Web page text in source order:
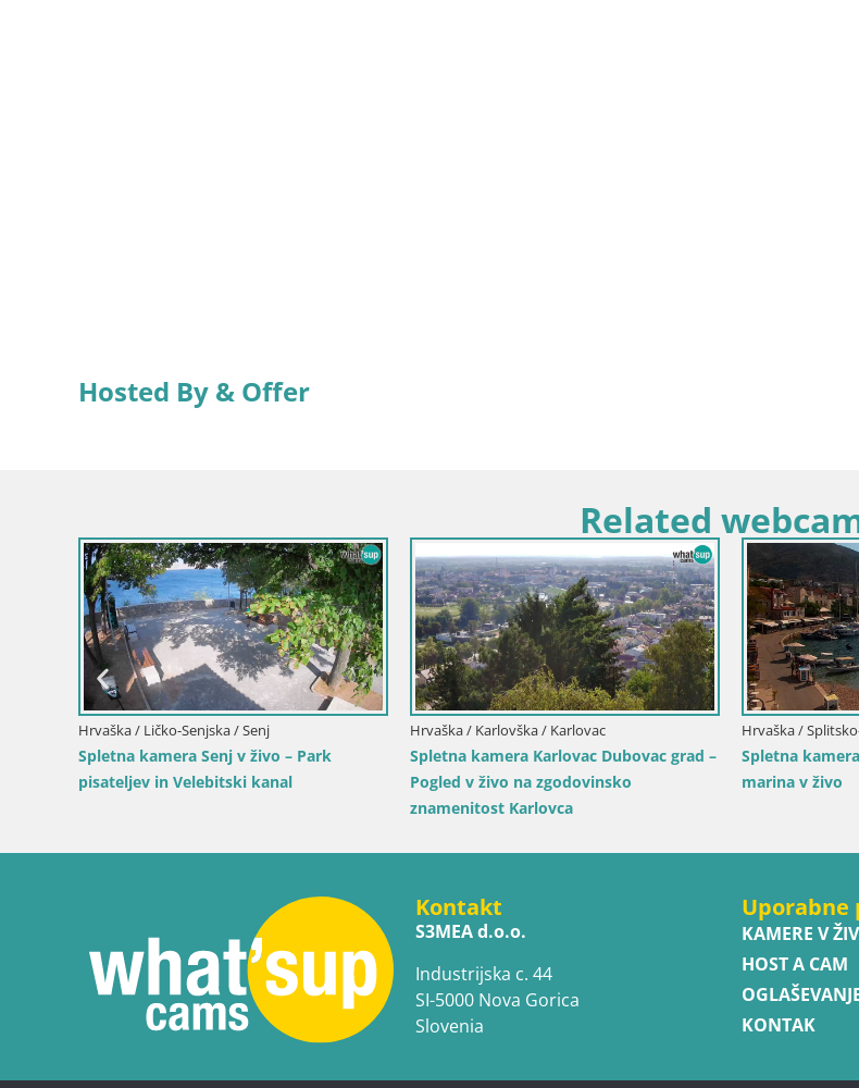
Hosted By & Offer
Related
Hrvaška / Ličko-Senjska / Senj
Spletna kamera Senj v živo – Park
pisateljev in Velebitski kanal
Hrvaška / Karlovška / Karlovac
Spletna kamera Karlovac Dubovac grad –
Pogled v živo na zgodovinsko
znamenitost Karlovca
Hrvaška /
Spletna
marina v živo
Kontakt
S3MEA d.o.o.
Industrijska c. 44
SI-5000 Nova Gorica
Slovenia
Uporabne
KAMERE V
HOST A CAM
KONTAK